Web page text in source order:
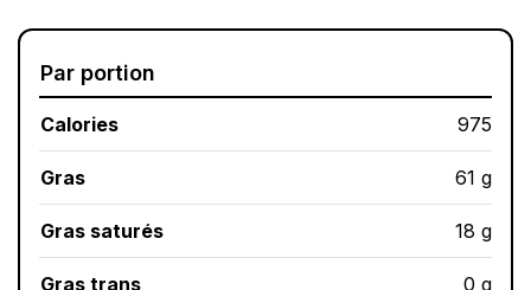
Par portion
Calories 975
Gras 61 g
Gras saturés 18 g
Gras trans 0 g